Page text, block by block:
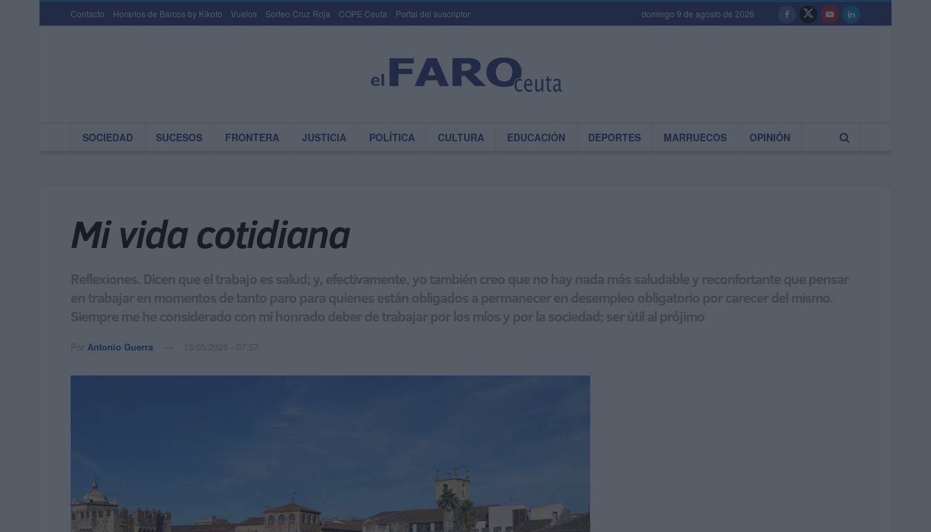
Contacto Horarios de Barcos by Kikoto Vuelos Sorteo Cruz Roja COPE Ceuta Portal del suscriptor domingo 9 de agosto de 2026
SOCIEDAD SUCESOS FRONTERA JUSTICIA POLÍTICA CULTURA EDUCACIÓN DEPORTES MARRUECOS OPINIÓN
Mi vida cotidiana
Reflexiones. Dicen que el trabajo es salud; y, efectivamente, yo también creo que no hay nada más saludable y reconfortante que pensar
en trabajar en momentos de tanto paro para quienes están obligados a permanecer en desempleo obligatorio por carecer del mismo.
Siempre me he considerado con mi honrado deber de trabajar por los míos y por la sociedad; ser útil al prójimo
Por Antonio Guerra 13/05/2025 - 07:57